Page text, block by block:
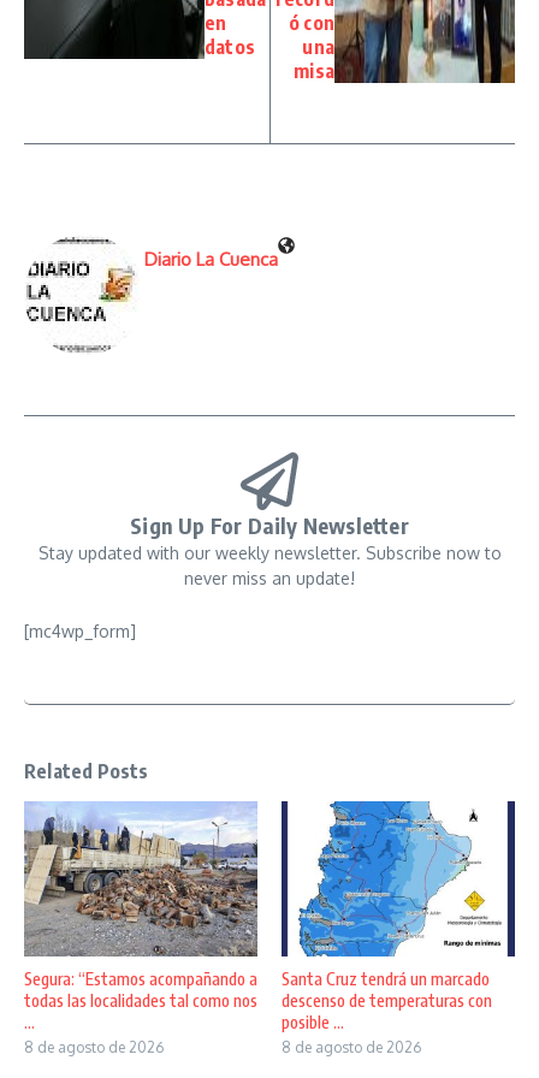
en
datos
ó con
una
misa
Diario La Cuenca
Sign Up For Daily Newsletter
Stay updated with our weekly newsletter. Subscribe now to
never miss an update!
[mc4wp_form]
Related Posts
Segura: “Estamos acompañando a
todas las localidades tal como nos
...
8 de agosto de 2026
Santa Cruz tendrá un marcado
descenso de temperaturas con
posible ...
8 de agosto de 2026